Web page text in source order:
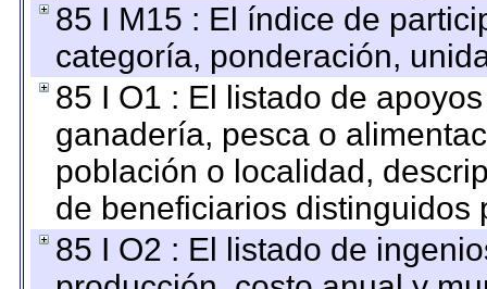
85 I M15 : El índice de
categoría, ponderación,
85 I O1 : El listado de
ganadería, pesca o
población o localidad,
de beneficiarios distinguidos
85 I O2 : El listado de